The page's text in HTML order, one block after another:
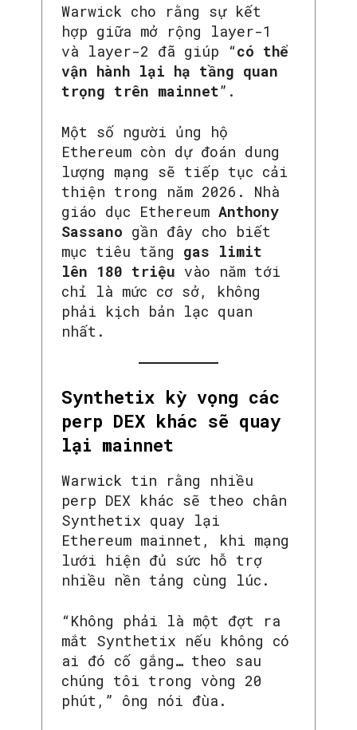
Warwick cho rằng sự kết
hợp giữa mở rộng layer-1
và layer-2 đã giúp “có thể
vận hành lại hạ tầng quan
trọng trên mainnet”.
Một số người ủng hộ
Ethereum còn dự đoán dung
lượng mạng sẽ tiếp tục cải
thiện trong năm 2026. Nhà
giáo dục Ethereum Anthony
Sassano gần đây cho biết
mục tiêu tăng gas limit
lên 180 triệu vào năm tới
chỉ là mức cơ sở, không
phải kịch bản lạc quan
nhất.
Synthetix kỳ vọng các
perp DEX khác sẽ quay
lại mainnet
Warwick tin rằng nhiều
perp DEX khác sẽ theo chân
Synthetix quay lại
Ethereum mainnet, khi mạng
lưới hiện đủ sức hỗ trợ
nhiều nền tảng cùng lúc.
“Không phải là một đợt ra
mắt Synthetix nếu không có
ai đó cố gắng… theo sau
chúng tôi trong vòng 20
phút,” ông nói đùa.